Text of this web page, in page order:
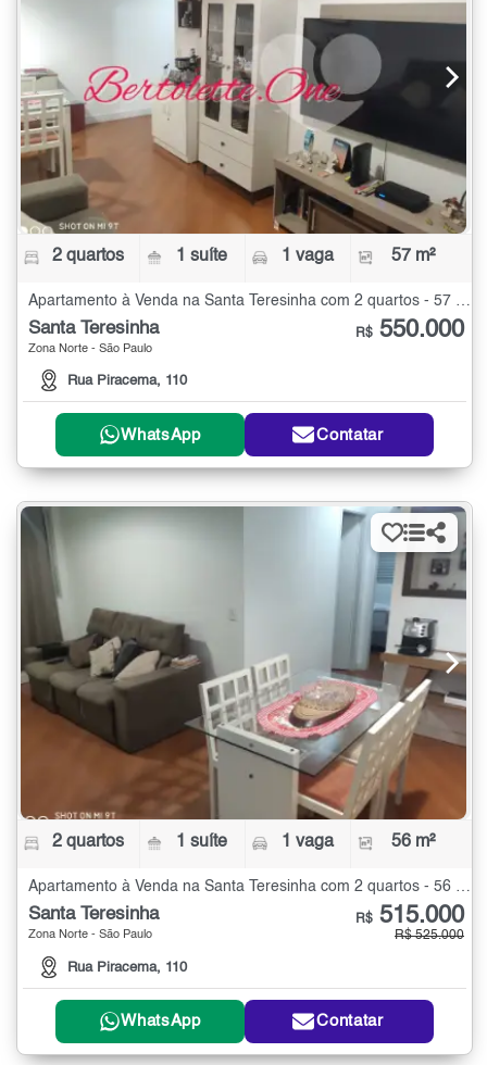
2 quartos 1 suíte 1 vaga 57 m²
Apartamento à Venda na Santa Teresinha com 2 quartos - 57 m²
Santa Teresinha
Zona Norte - São Paulo
Rua Piracema, 110
R$ 550.000
WhatsApp Contatar
2 quartos 1 suíte 1 vaga 56 m²
Apartamento à Venda na Santa Teresinha com 2 quartos - 56 m²
Santa Teresinha
Zona Norte - São Paulo
Rua Piracema, 110
R$ 515.000
R$ 525.000
WhatsApp Contatar